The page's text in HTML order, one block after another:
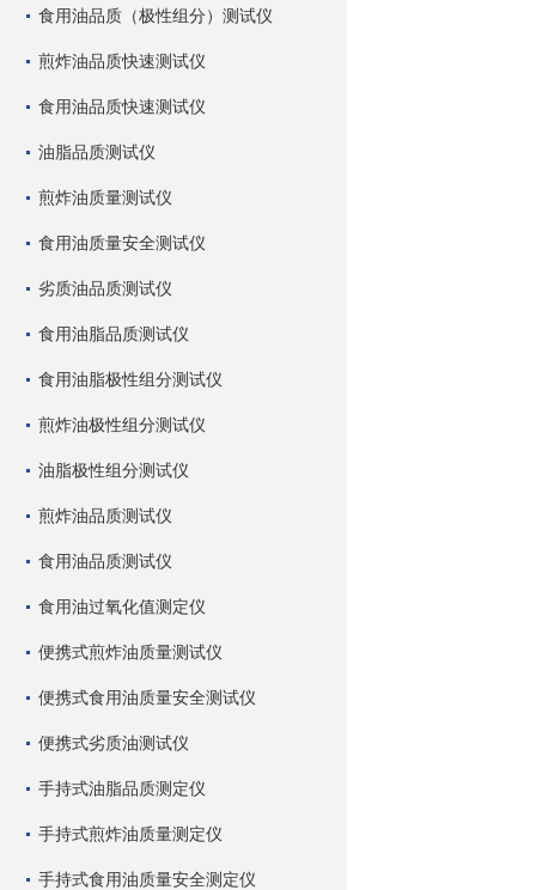
食用油品质（极性组分）测试仪
煎炸油品质快速测试仪
食用油品质快速测试仪
油脂品质测试仪
煎炸油质量测试仪
食用油质量安全测试仪
劣质油品质测试仪
食用油脂品质测试仪
食用油脂极性组分测试仪
煎炸油极性组分测试仪
油脂极性组分测试仪
煎炸油品质测试仪
食用油品质测试仪
食用油过氧化值测定仪
便携式煎炸油质量测试仪
便携式食用油质量安全测试仪
便携式劣质油测试仪
手持式油脂品质测定仪
手持式煎炸油质量测定仪
手持式食用油质量安全测定仪